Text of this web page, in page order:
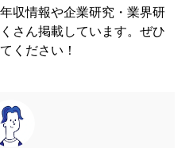
収情報や企業研究・業界研
さん掲載しています。ぜひ
ください！